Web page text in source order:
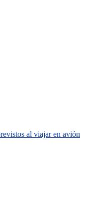
al viajar en avión